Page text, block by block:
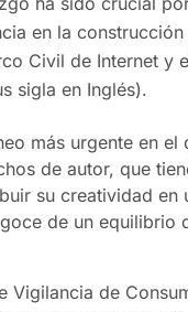
en la
Civil de Internet y
sigla en Inglés).
más urgente en
de autor, que
su creatividad
de un equilibrio
Vigilancia de